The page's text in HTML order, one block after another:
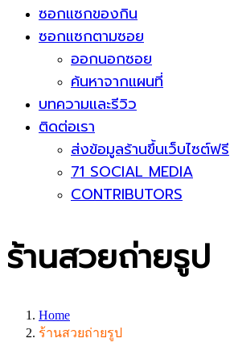
ซอกแซกของกิน
ซอกแซกตามซอย
ออกนอกซอย
ค้นหาจากแผนที่
บทความและรีวิว
ติดต่อเรา
ส่งข้อมูลร้านขึ้นเว็บไซต์ฟรี
71 SOCIAL MEDIA
CONTRIBUTORS
ร้านสวยถ่ายรูป
Home
ร้านสวยถ่ายรูป